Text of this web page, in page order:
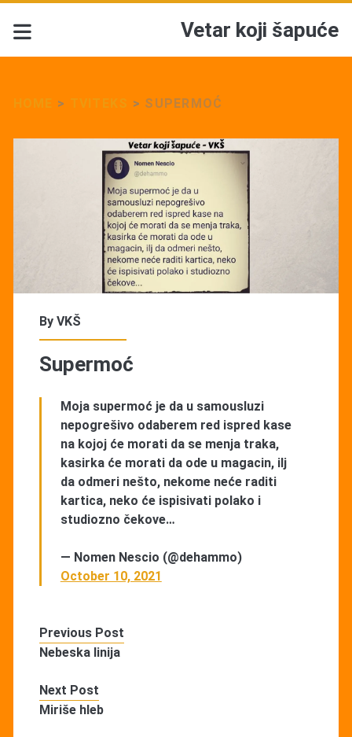
Vetar koji šapuće
> > SUPERMOĆ
By VKŠ
Supermoć
Moja supermoć je da u samousluzi
nepogrešivo odaberem red ispred kase
na kojoj će morati da se menja traka,
kasirka će morati da ode u magacin, ilj
da odmeri nešto, nekome neće raditi
kartica, neko će ispisivati polako i
studiozno čekove…
— Nomen Nescio (@dehammo)
October 10, 2021
Previous Post
Nebeska linija
Next Post
Miriše hleb